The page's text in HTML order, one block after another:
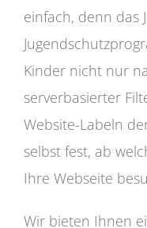
einfach, denn das
Kinder nicht nur
serverbasierter
Website-Labeln
selbst fest, ab
Ihre Webseite
Wir bieten Ihnen